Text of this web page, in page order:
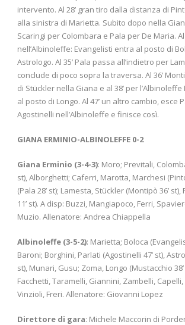
intervento. Al 28’ gran tiro dalla distanza di
alla sinistra di Marietta. Subito dopo nella
Scaringi per Colombara e Pala per De Maria. Al
nell’Albinoleffe: Evangelisti entra al posto di
Astrologo. Al 35’ Pala passa all’indietro per
conclude di poco sopra la traversa. Al 36’
di Stückler nella Giana e al 38’ per
al posto di Longo. Al 47’ un altro cambio, esce
Agostinelli nell’Albinoleffe e finisce così.
GIANA ERMINIO-ALBINOLEFFE 0-2
Giana Erminio (3-4-3): Moro; Previtali,
st), Alborghetti; Caferri, Marotta, Marchesi
(Pala 28’ st); Lamesta, Stückler (Montipò 36’
11’ st). A disp: Buzzi, Mangiapoco, Ferri,
Muzio. Allenatore: Andrea Chiappella
Albinoleffe (3-5-2): Marietta; Boloca
Baroni; Borghini, Parlati (Agostinelli 47’ st),
st), Munari, Gusu; Zoma, Longo (Mustacchio
Facchetti, Taramelli, Giannini, Zambelli,
Vinzioli, Freri. Allenatore: Giovanni Lopez
Direttore di gara: Michele Maccorin di